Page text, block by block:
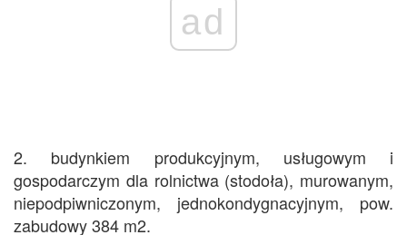
ad
2. budynkiem produkcyjnym, usługowym i
gospodarczym dla rolnictwa (stodoła), murowanym,
niepodpiwniczonym, jednokondygnacyjnym, pow.
zabudowy 384 m2.